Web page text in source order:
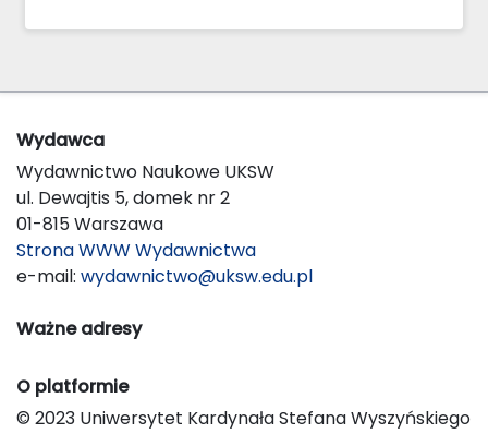
Wydawca
Wydawnictwo Naukowe UKSW
ul. Dewajtis 5, domek nr 2
01-815 Warszawa
Strona WWW Wydawnictwa
e-mail: wydawnictwo@uksw.edu.pl
Ważne adresy
O platformie
© 2023 Uniwersytet Kardynała Stefana Wyszyńskiego